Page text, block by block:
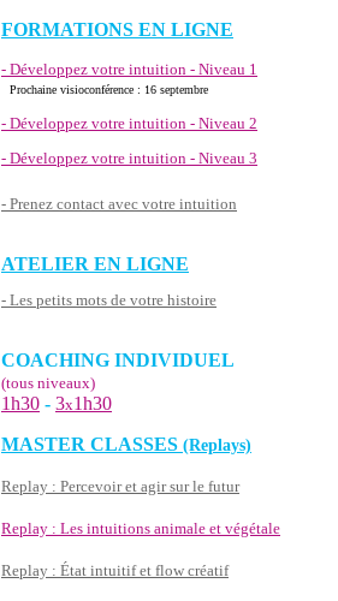
FORMATIONS EN LIGNE
- Développez votre intuition - Niveau 1
Prochaine visioconférence : 16 septembre
- Développez votre intuition - Niveau 2
- Développez votre intuition - Niveau 3
- Prenez contact avec votre intuition
ATELIER EN LIGNE
- Les petits mots de votre histoire
COACHING INDIVIDUEL
(tous niveaux)
1h30 - 3x1h30
MASTER CLASSES (Replays)
Replay : Percevoir et agir sur le futur
Replay : Les intuitions animale et végétale
Replay : État intuitif et flow créatif